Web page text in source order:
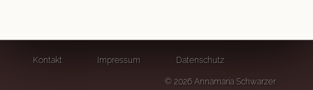
Kontakt Impressum Datenschutz
© 2026 Annamaria Schwarzer